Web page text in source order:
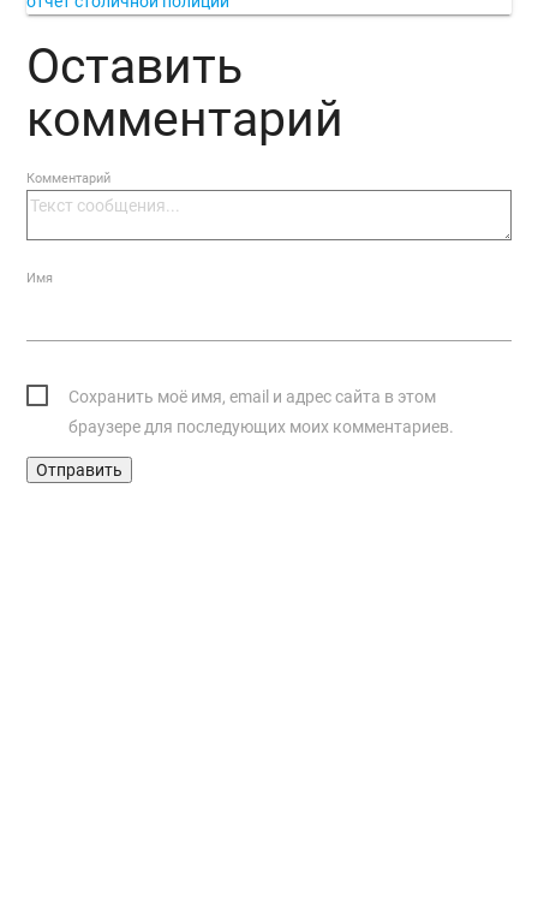
Оставить
комментарий
Комментарий
Имя
Сохранить моё имя, email и адрес сайта в этом
браузере для последующих моих комментариев.